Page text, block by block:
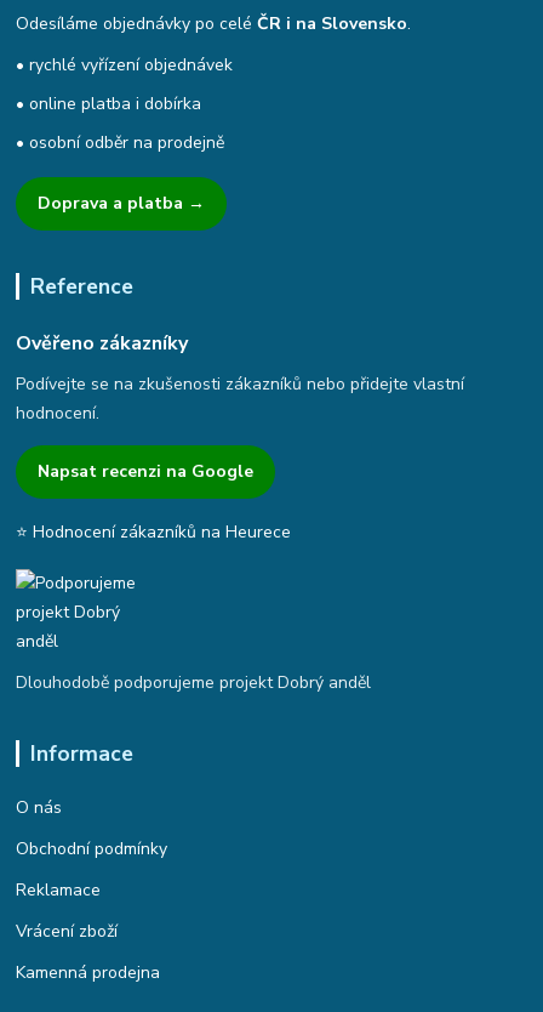
Odesíláme objednávky po celéČR i na Slovensko.
• rychlé vyřízení objednávek
• online platba i dobírka
• osobní odběr na prodejně
Doprava a platba →
Reference
Ověřeno zákazníky
Podívejte se na zkušenosti zákazníků nebo přidejte vlastní
hodnocení.
Napsat recenzi na Google
⭐ Hodnocení zákazníků na Heurece
Dlouhodobě podporujeme projekt Dobrý anděl
Informace
O nás
Obchodní podmínky
Reklamace
Vrácení zboží
Kamenná prodejna